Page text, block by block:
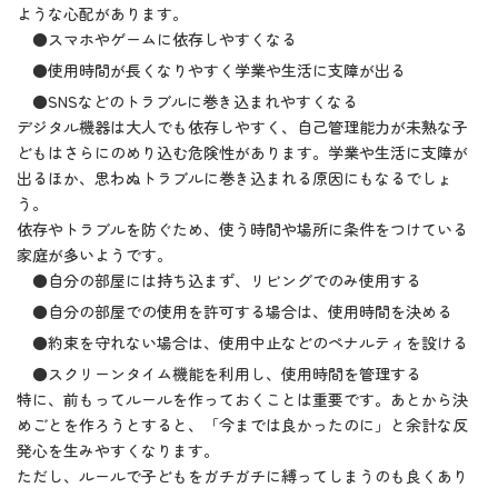
ような心配があります。
●スマホやゲームに依存しやすくなる
●使用時間が長くなりやすく学業や生活に支障が出る
●SNSなどのトラブルに巻き込まれやすくなる
デジタル機器は大人でも依存しやすく、自己管理能力が未熟な子
どもはさらにのめり込む危険性があります。学業や生活に支障が
出るほか、思わぬトラブルに巻き込まれる原因にもなるでしょ
う。
依存やトラブルを防ぐため、使う時間や場所に条件をつけている
家庭が多いようです。
●自分の部屋には持ち込まず、リビングでのみ使用する
●自分の部屋での使用を許可する場合は、使用時間を決める
●約束を守れない場合は、使用中止などのペナルティを設ける
●スクリーンタイム機能を利用し、使用時間を管理する
特に、前もってルールを作っておくことは重要です。あとから決
めごとを作ろうとすると、「今までは良かったのに」と余計な反
発心を生みやすくなります。
ただし、ルールで子どもをガチガチに縛ってしまうのも良くあり